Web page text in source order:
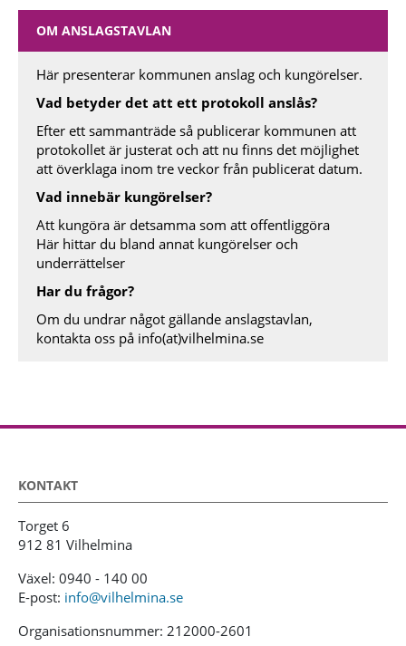
OM ANSLAGSTAVLAN
Här presenterar kommunen anslag och kungörelser.
Vad betyder det att ett protokoll anslås?
Efter ett sammanträde så publicerar kommunen att
protokollet är justerat och att nu finns det möjlighet
att överklaga inom tre veckor från publicerat datum.
Vad innebär kungörelser?
Att kungöra är detsamma som att offentliggöra
Här hittar du bland annat kungörelser och
underrättelser
Har du frågor?
Om du undrar något gällande anslagstavlan,
kontakta oss på info(at)vilhelmina.se
KONTAKT
Torget 6
912 81 Vilhelmina
Växel: 0940 - 140 00
E-post: info@vilhelmina.se
Organisationsnummer: 212000-2601